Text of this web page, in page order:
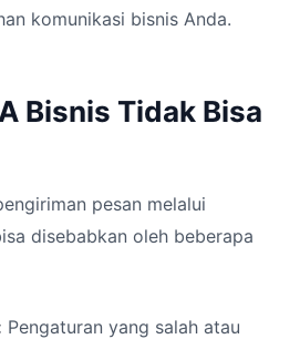
komunikasi bisnis Anda.
Bisnis Tidak Bisa
pesan melalui
disebabkan oleh beberapa
Pengaturan yang salah atau